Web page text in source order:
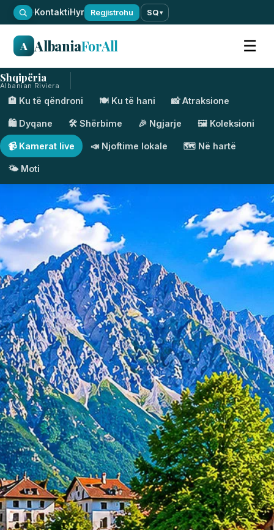
·KontaktiHyr Regjistrohu SQ▾
A AlbaniaForAll ☰
Shqipëria
Albanian Riviera
🏨 Ku të qëndroni 🍽️ Ku të hani 📸 Atraksione
🛍️ Dyqane 🛠️ Shërbime 🎉 Ngjarje 🖼️ Koleksioni
📹 Kamerat live 📣 Njoftime lokale 🗺️ Në hartë
🌤️ Moti